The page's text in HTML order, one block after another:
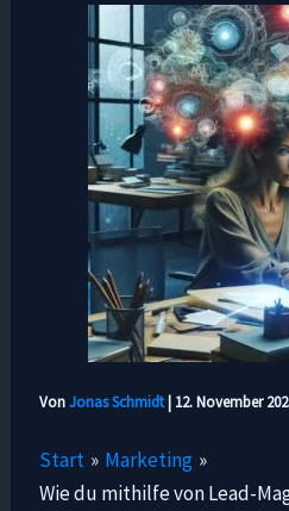
VonJonas Schmidt| 12. November
Start
Marketing
Wie du mithilfe von Lead-